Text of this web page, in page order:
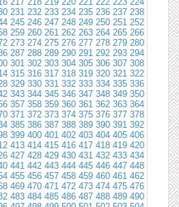
231 232 233 234 235 236 237 238
245 246 247 248 249 250 251 252
259 260 261 262 263 264 265 266
273 274 275 276 277 278 279 280
287 288 289 290 291 292 293 294
301 302 303 304 305 306 307 308
315 316 317 318 319 320 321 322
329 330 331 332 333 334 335 336
343 344 345 346 347 348 349 350
357 358 359 360 361 362 363 364
371 372 373 374 375 376 377 378
385 386 387 388 389 390 391 392
399 400 401 402 403 404 405 406
413 414 415 416 417 418 419 420
427 428 429 430 431 432 433 434
441 442 443 444 445 446 447 448
455 456 457 458 459 460 461 462
469 470 471 472 473 474 475 476
483 484 485 486 487 488 489 490